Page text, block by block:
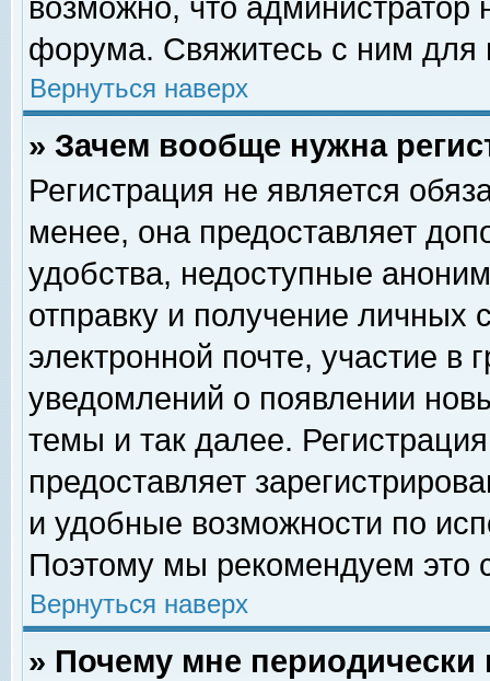
возможно, что
форума. Свяжитесь с ним для
Вернуться наверх
» Зачем вообще нужна
Регистрация не является
менее, она предоставляет
удобства, недоступные
отправку и получение личных
электронной почте, участие в
уведомлений о появлении
темы и так далее.
предоставляет
и удобные возможности по
Поэтому мы рекомендуем это
Вернуться наверх
» Почему мне